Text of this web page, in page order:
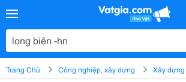
Trang Chủ Công nghiệp, xây dựng Xây dựng